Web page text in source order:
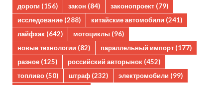
дороги (156) закон (84) законопроект (79)
исследование (288) китайские автомобили (241)
лайфхак (642) мотоциклы (96)
новые технологии (82) параллельный импорт (177)
разное (125) российский авторынок (452)
топливо (50) штраф (232) электромобили (99)